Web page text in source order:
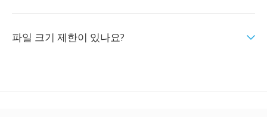
파일 크기 제한이 있나요?